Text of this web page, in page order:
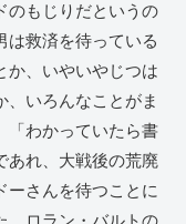
のもじりだというの
は救済を待っている
か、いやいやじつは
、いろんなことがま
「わかっていたら書
あれ、大戦後の荒廃
ーさんを待つことに